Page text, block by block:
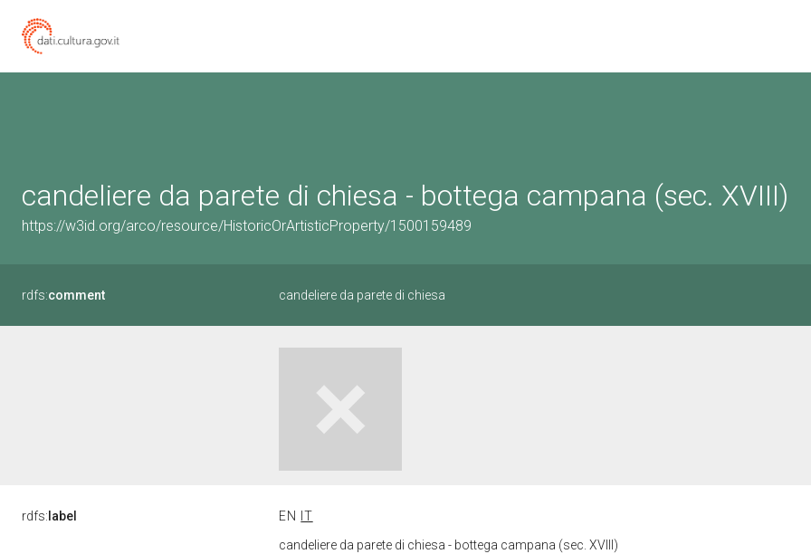
candeliere da parete di chiesa - bottega campana (sec. XVIII)
https://w3id.org/arco/resource/HistoricOrArtisticProperty/1500159489
rdfs:comment candeliere da parete di chiesa
rdfs: label EN
IT
candeliere da parete di chiesa - bottega campana (sec. XVIII)